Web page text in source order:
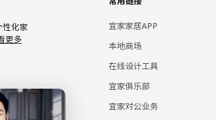
性化家
更多
宜家家居APP
本地商场
在线设计工具
宜家俱乐部
宜家对公业务